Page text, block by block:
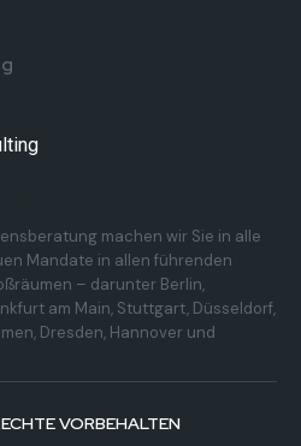
machen wir Sie in alle
Mandate in allen führenden
– darunter Berlin,
am Main, Stuttgart, Düsseldorf,
Dresden, Hannover und
VORBEHALTEN